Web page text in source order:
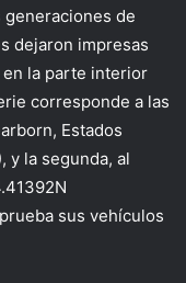
de
dejaron impresas
en la parte interior
corresponde a las
Estados
y la segunda, al
sus vehículos